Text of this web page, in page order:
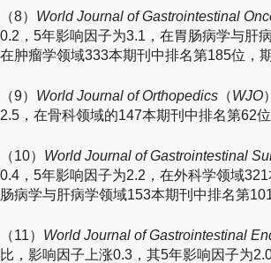
（8） World Journal of Gastrointestinal
0.2，5年影响因子为3.1，在胃肠病学与肝
在肿瘤学领域333本期刊中排名第185位，
（9） World Journal of Orthopedics （WJO
2.5，在骨科领域的147本期刊中排名第62
（10） World Journal of Gastrointestinal
0.4，5年影响因子为2.2，在外科学领域
肠病学与肝病学领域153本期刊中排名第
（11） World Journal of Gastrointestinal
比，影响因子上涨0.3，其5年影响因子为